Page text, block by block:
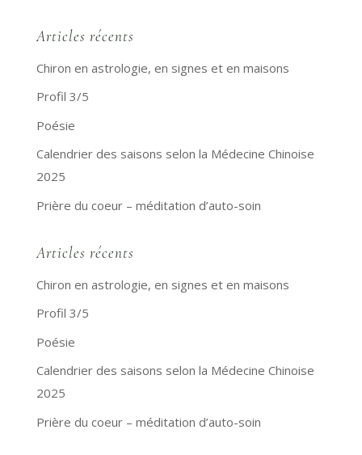
Articles récents
Chiron en astrologie, en signes et en maisons
Profil 3/5
Poésie
Calendrier des saisons selon la Médecine Chinoise
2025
Prière du coeur – méditation d’auto-soin
Articles récents
Chiron en astrologie, en signes et en maisons
Profil 3/5
Poésie
Calendrier des saisons selon la Médecine Chinoise
2025
Prière du coeur – méditation d’auto-soin